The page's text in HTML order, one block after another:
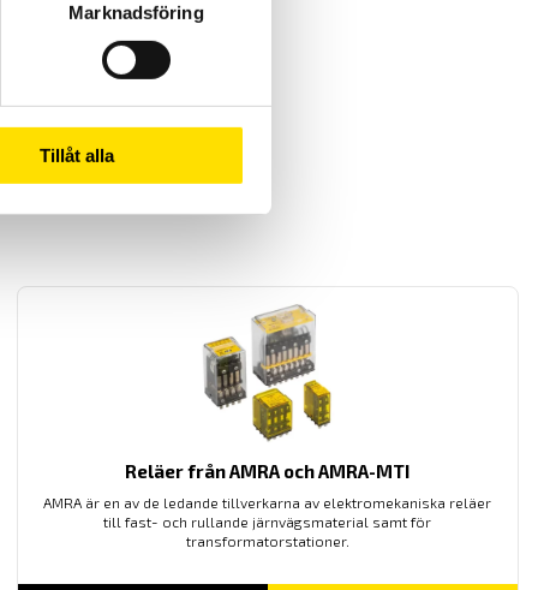
Marknadsföring
Tillåt alla
Reläer från AMRA och AMRA-MTI
AMRA är en av de ledande tillverkarna av elektromekaniska reläer
till fast- och rullande järnvägsmaterial samt för
transformatorstationer.